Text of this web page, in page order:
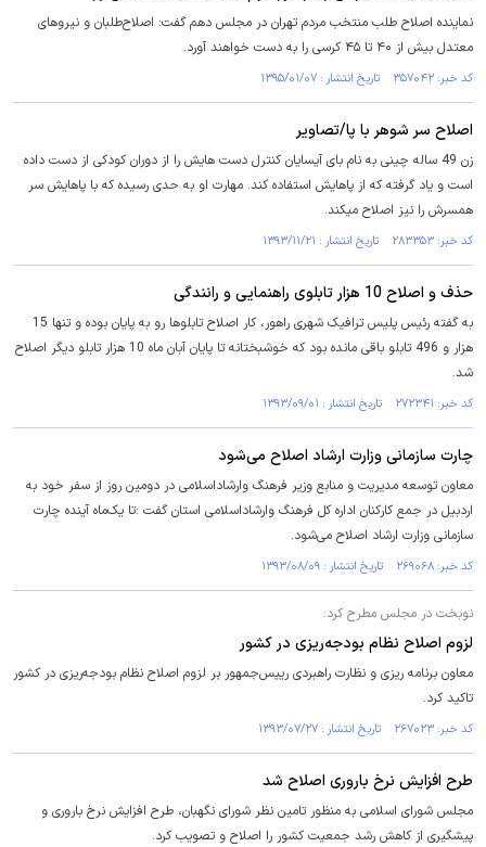
نماینده اصلاح طلب منتخب مردم تهران در مجلس دهم گفت: اصلاح‌طلبان و نیروهای
معتدل بیش از ۴۰ تا ۴۵ کرسی را به دست خواهند آورد.
کد خبر: ۳۵۷۰۴۲ تاریخ انتشار : ۱۳۹۵/۰۱/۰۷
اصلاح سر شوهر با پا/تصاویر
زن 49 ساله چینی به نام بای آیسایان کنترل دست هایش را از دوران کودکی از دست داده
است و یاد گرفته که از پاهایش استفاده کند. مهارت او به حدی رسیده که با پاهایش سر
همسرش را نیز اصلاح میکند.
کد خبر: ۲۸۳۳۵۳ تاریخ انتشار : ۱۳۹۳/۱۱/۲۱
حذف و اصلاح 10 هزار تابلوی راهنمایی و رانندگی
به گفته رئیس پلیس ترافیک شهری راهور، کار اصلاح تابلوها رو به پایان بوده و تنها 15
هزار و 496 تابلو باقی مانده بود که خوشبختانه تا پایان آبان ماه 10 هزار تابلو دیگر اصلاح
شد.
کد خبر: ۲۷۲۳۴۱ تاریخ انتشار : ۱۳۹۳/۰۹/۰۱
چارت سازمانی وزارت ارشاد اصلاح می‌شود
معاون توسعه مدیریت و منابع وزیر فرهنگ وارشاداسلامی در دومین روز از سفر خود به
اردبیل در جمع کارکنان اداره کل فرهنگ وارشاداسلامی استان گفت :تا یک‌ماه آینده چارت
سازمانی وزارت ارشاد اصلاح می‌شود.
کد خبر: ۲۶۹۰۶۸ تاریخ انتشار : ۱۳۹۳/۰۸/۰۹
نوبخت در مجلس مطرح کرد:
لزوم اصلاح نظام بودجه‌ریزی در کشور
معاون برنامه ریزی و نظارت راهبردی رییس‌جمهور بر لزوم اصلاح نظام بودجه‌ریزی در کشور
تاکید کرد.
کد خبر: ۲۶۷۰۲۳ تاریخ انتشار : ۱۳۹۳/۰۷/۲۷
طرح افزایش نرخ باروری اصلاح شد
مجلس شورای اسلامی به منظور تامین نظر شورای نگهبان، طرح افزایش نرخ باروری و
پیشگیری از کاهش رشد جمعیت کشور را اصلاح و تصویب کرد.